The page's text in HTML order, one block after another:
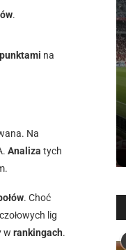
.
punktami na
Na
Analiza tych
. Choć
lig
w rankingach.